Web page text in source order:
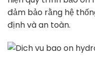
đảm bảo rằng hệ
định và an toàn.